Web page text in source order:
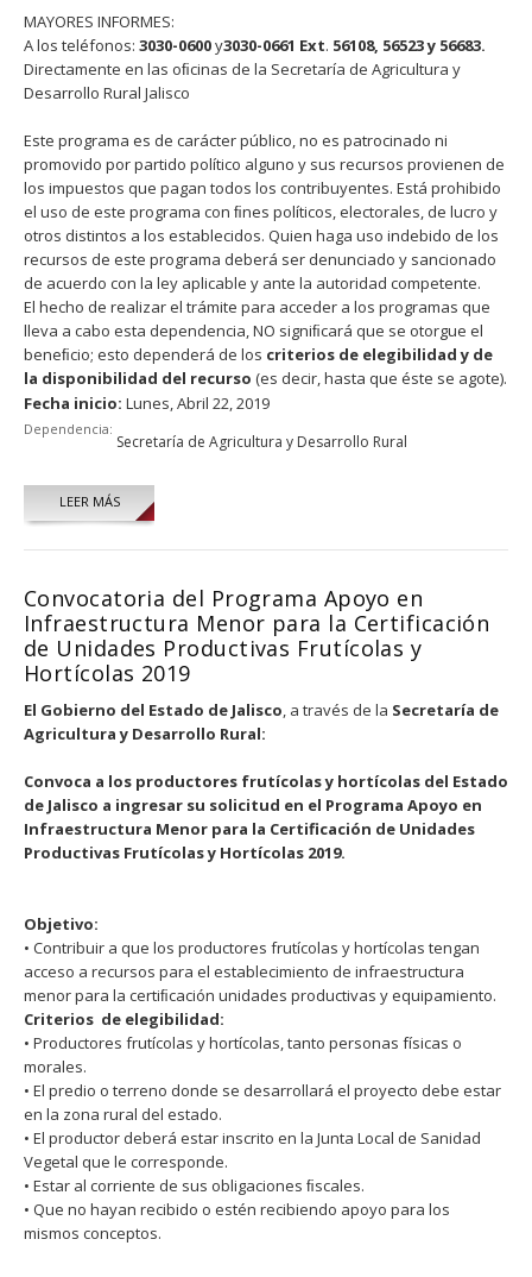
MAYORES INFORMES:
A los teléfonos: 3030-0600y3030-0661 Ext. 56108, 56523 y 56683.
Directamente en las oﬁcinas de la Secretaría de Agricultura y
Desarrollo Rural Jalisco
Este programa es de carácter público, no es patrocinado ni
promovido por partido político alguno y sus recursos provienen de
los impuestos que pagan todos los contribuyentes. Está prohibido
el uso de este programa con ﬁnes políticos, electorales, de lucro y
otros distintos a los establecidos. Quien haga uso indebido de los
recursos de este programa deberá ser denunciado y sancionado
de acuerdo con la ley aplicable y ante la autoridad competente.
El hecho de realizar el trámite para acceder a los programas que
lleva a cabo esta dependencia, NO signiﬁcará que se otorgue el
beneﬁcio; esto dependerá de los criterios de elegibilidad y de
la disponibilidad del recurso (es decir, hasta que éste se agote).
Fecha inicio: Lunes, Abril 22, 2019
Dependencia:
Secretaría de Agricultura y Desarrollo Rural
LEER MÁS
Convocatoria del Programa Apoyo en
Infraestructura Menor para la Certificación
de Unidades Productivas Frutícolas y
Hortícolas 2019
El Gobierno del Estado de Jalisco , a través de la Secretaría de
Agricultura y Desarrollo Rural:
Convoca a los productores frutícolas y hortícolas del Estado
de Jalisco a ingresar su solicitud en el Programa Apoyo en
Infraestructura Menor para la Certificación de Unidades
Productivas Frutícolas y Hortícolas 2019.
Objetivo:
• Contribuir a que los productores frutícolas y hortícolas tengan
acceso a recursos para el establecimiento de infraestructura
menor para la certiﬁcación unidades productivas y equipamiento.
Criterios de elegibilidad:
• Productores frutícolas y hortícolas, tanto personas físicas o
morales.
• El predio o terreno donde se desarrollará el proyecto debe estar
en la zona rural del estado.
• El productor deberá estar inscrito en la Junta Local de Sanidad
Vegetal que le corresponde.
• Estar al corriente de sus obligaciones ﬁscales.
• Que no hayan recibido o estén recibiendo apoyo para los
mismos conceptos.